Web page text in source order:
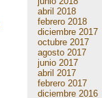
abril 2018
febrero 2018
diciembre 2017
octubre 2017
agosto 2017
junio 2017
abril 2017
febrero 2017
diciembre 2016